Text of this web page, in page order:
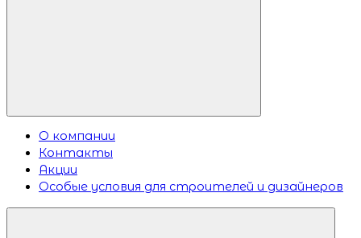
О компании
Контакты
Акции
Особые условия для строителей и дизайнеров